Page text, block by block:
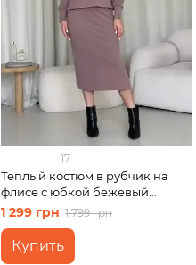
17
Теплый костюм в рубчик на
флисе с юбкой бежевый
Merlini Арно 100001342 размер
L-XL (46-48)
1 299 грн 1 799 грн
Купить